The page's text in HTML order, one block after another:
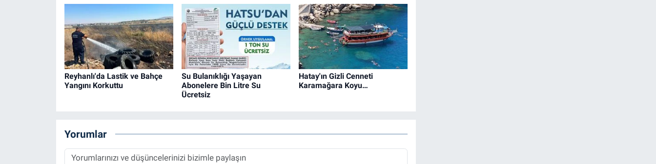
Reyhanlı'da Lastik ve Bahçe
Yangını Korkuttu
Su Bulanıklığı Yaşayan
Abonelere Bin Litre Su
Ücretsiz
Hatay'ın Gizli Cenneti
Karamağara Koyu…
Yorumlar